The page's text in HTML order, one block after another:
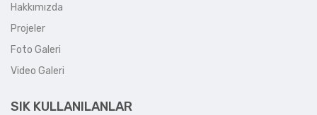
Hakkımızda
Projeler
Foto Galeri
Video Galeri
SIK KULLANILANLAR